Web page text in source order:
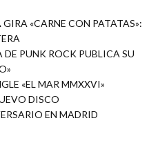
«CARNE CON PATATAS»:
PUNK ROCK PUBLICA SU
«EL MAR MMXXVI»
DISCO
EN MADRID